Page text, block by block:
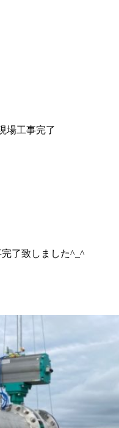
場工事完了
了致しました^_^